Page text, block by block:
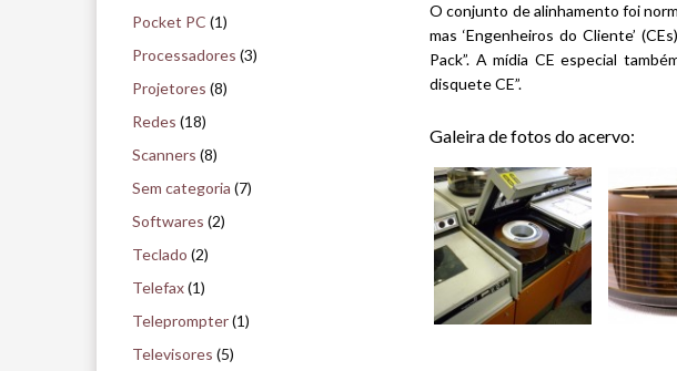
O conjunto de alinhamento foi
mas ‘Engenheiros do Cliente’
Pack”. A mídia CE especial
disquete CE”.
Galeira de fotos do acervo:
Pocket PC (1)
Processadores (3)
Projetores (8)
Redes (18)
Scanners (8)
Sem categoria (7)
Softwares (2)
Teclado (2)
Telefax(1)
Teleprompter(1)
Televisores (5)